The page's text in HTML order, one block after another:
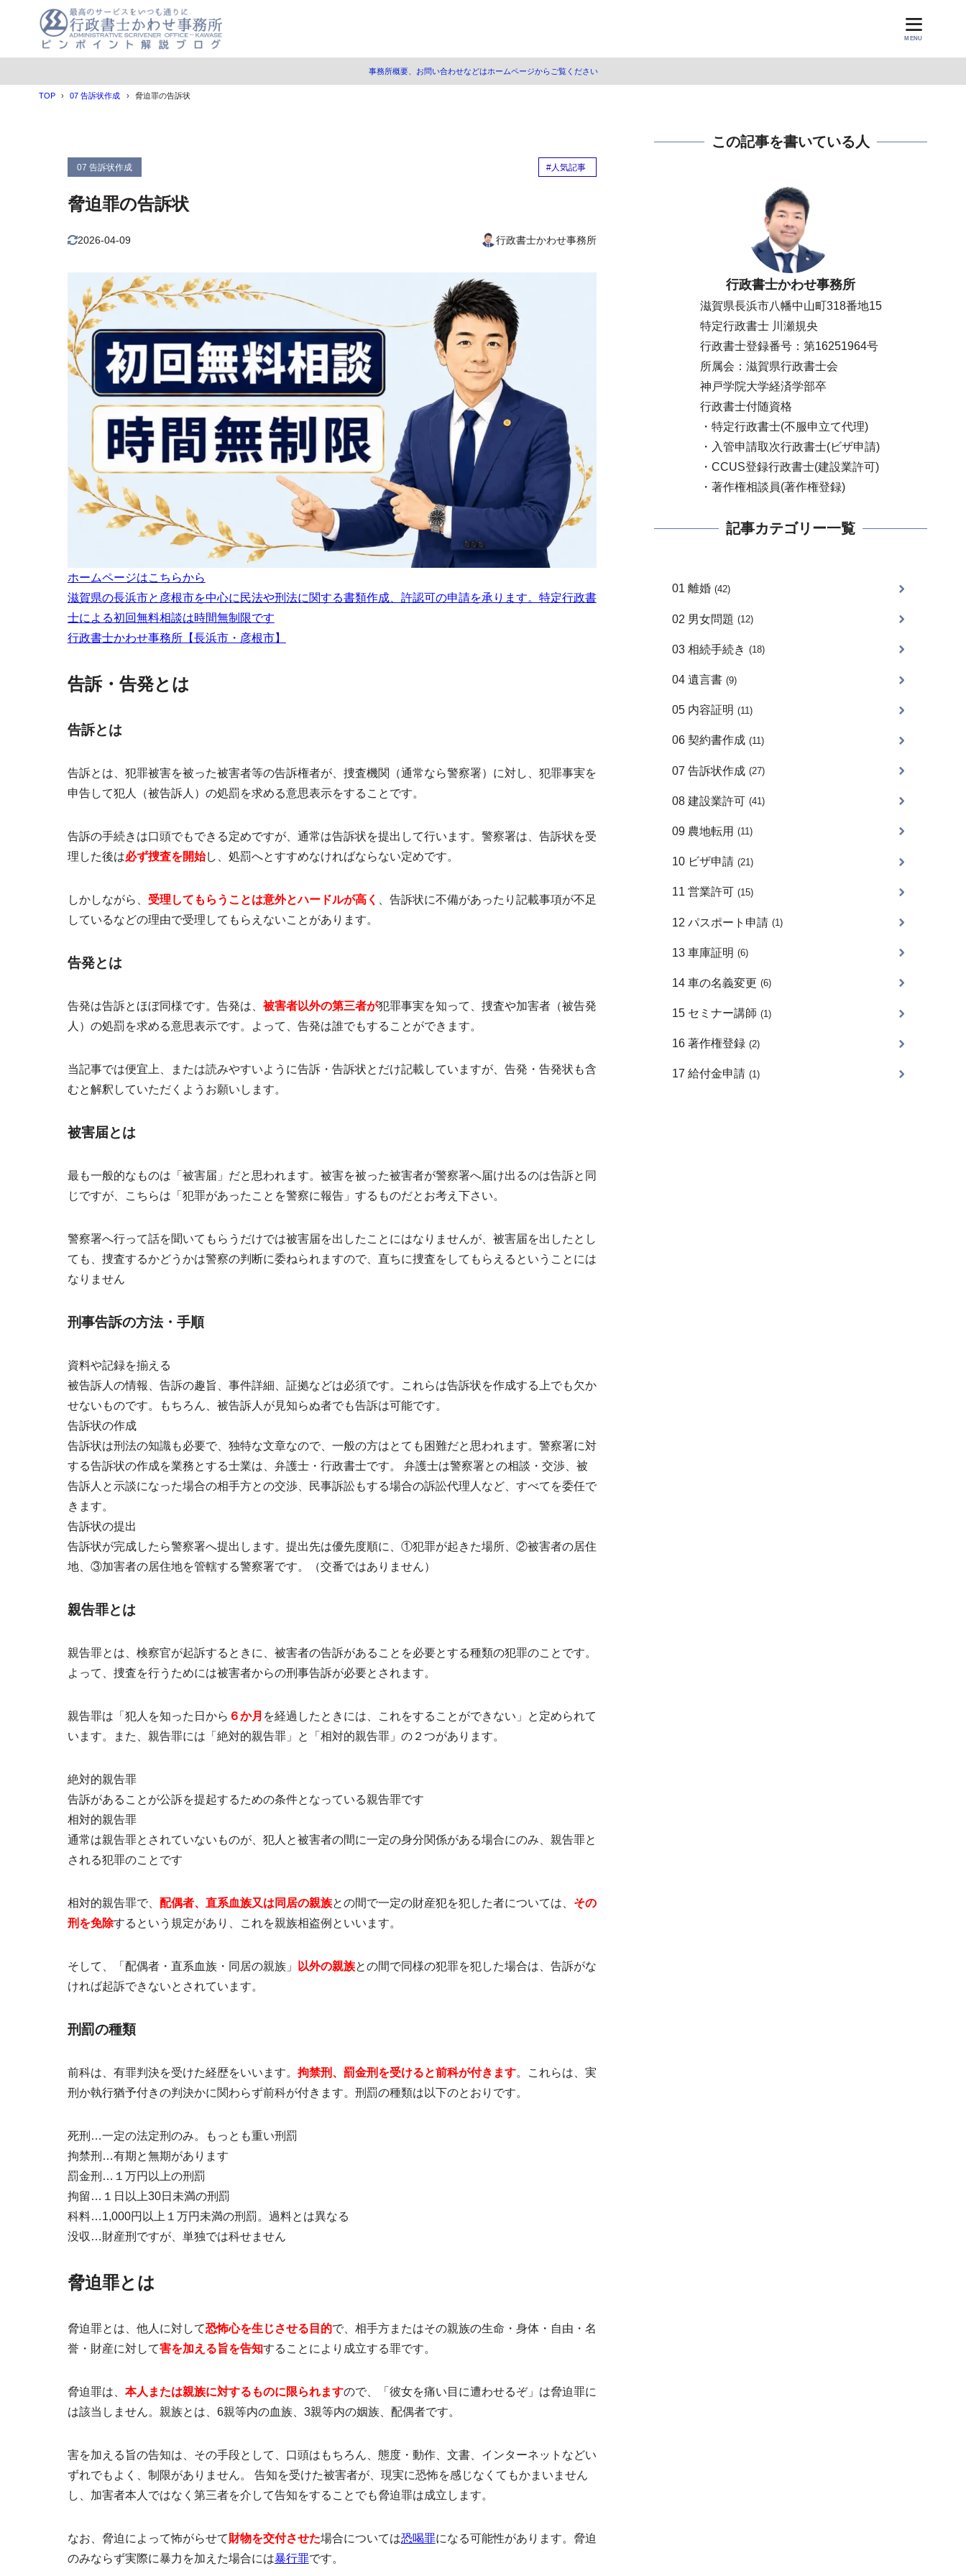
MENU
事務所概要、お問い合わせなどはホームページからご覧ください
TOP 07 告訴状作成 脅迫罪の告訴状
07 告訴状作成 #人気記事
脅迫罪の告訴状
2026-04-09 行政書士かわせ事務所
ホームページはこちらから
滋賀県の長浜市と彦根市を中心に民法や刑法に関する書類作成、許認可の申請を承ります。特定行政書
士による初回無料相談は時間無制限です
行政書士かわせ事務所【長浜市・彦根市】
告訴・告発とは
告訴とは
告訴とは、犯罪被害を被った被害者等の告訴権者が、捜査機関（通常なら警察署）に対し、犯罪事実を
申告して犯人（被告訴人）の処罰を求める意思表示をすること です。
告訴の手続きは口頭でもできる定めですが、通常は告訴状を提出して行います。警察署は、告訴状を受
理した後は必ず捜査を開始し、処罰へとすすめなければならない定めです。
しかしながら、 受理してもらうことは意外とハードルが高く
、告訴状に不備があったり記載事項が不足
しているなどの理由で受理してもらえないことがあります。
告発とは
告発は告訴とほぼ同様です。告発は、 被害者以外の第三者が犯罪事実を知って、捜査や加害者（被告発
人）の処罰を求める意思表示です。よって、告発は誰でもすることができます。
当記事では便宜上、または読みやすいように告訴・告訴状とだけ記載していますが、告発・告発状も含
むと解釈していただくようお願いします。
被害届とは
最も一般的なものは「被害届」だと思われます。被害を被った被害者が警察署へ届け出るのは告訴と同
じですが、こちらは「犯罪があったことを警察に報告」するものだとお考え下さい。
警察署へ行って話を聞いてもらうだけでは被害届を出したことにはなりませんが、被害届を出したとし
ても、捜査するかどうかは警察の判断に委ねられますので、直ちに捜査をしてもらえるということには
なりません
刑事告訴の方法・手順
資料や記録を揃える
被告訴人の情報、告訴の趣旨、 事件詳細 、証拠などは必須です。これらは告訴状を作成する上でも欠か
せないものです。もちろん、被告訴人が見知らぬ者でも告訴は可能です。
告訴状の作成
告訴状は刑法の知識も必要で、独特な文章なので、一般の方はとても困難だと思われます。警察署に対
する告訴状の作成を業務とする士業は、弁護士・行政書士です。 弁護士は警察署との相談・交渉、被
告訴人と示談になった場合の相手方との交渉、民事訴訟もする場合の訴訟代理人など、すべてを委任で
きます。
告訴状の提出
告訴状が完成したら警察署へ提出します。提出先は優先度順に、①犯罪が起きた場所、②被害者の居住
地、③加害者の居住地を管轄する警察署です。（交番ではありません）
親告罪とは
親告罪とは、検察官が起訴するときに、被害者の告訴があることを必要とする種類の犯罪のことです。
よって、捜査を行うためには被害者からの刑事告訴が必要とされます。
親告罪は「犯人を知った日から ６か月 を経過したときには、これをすることができない」と定められて
います。また、親告罪には「絶対的親告罪」と「相対的親告罪」の２つがあります。
絶対的親告罪
告訴があることが公訴を提起するための条件となっている親告罪です
相対的親告罪
通常は親告罪とされていないものが、犯人と被害者の間に一定の身分関係がある場合にのみ、親告罪と
される犯罪のことです
相対的親告罪で、 配偶者、直系血族又は同居の親族との間で一定の財産犯を犯した者については、 その
刑を免除するという規定があり、これを親族相盗例 といいます。
そして、「配偶者・直系血族・同居の親族」 以外の親族との間で同様の犯罪を犯した場合は、 告訴がな
ければ起訴できないとされています。
刑罰の種類
前科は、有罪判決を受けた経歴をいいます。 拘禁刑、罰金刑を受けると前科が付きます。これらは、実
刑か執行猶予付きの判決かに関わらず前科が付きます。刑罰の種類は以下のとおりです。
死刑…一定の法定刑のみ。もっとも重い刑罰
拘禁刑…有期と無期があります
罰金刑…１万円以上の刑罰
拘留…１日以上30日未満の刑罰
科料…1,000円以上１万円未満の刑罰。過料とは異なる
没収…財産刑ですが、単独では科せません
脅迫罪とは
脅迫罪とは、他人に対して恐怖心を生じさせる目的で、相手方またはその親族の生命・身体・自由・名
誉・財産に対して害を加える旨を告知することにより成立する罪です。
脅迫罪は、 本人または親族に対するものに限られますので、「彼女を痛い目に遭わせるぞ」は脅迫罪に
は該当しません。親族とは、6親等内の血族、3親等内の姻族、配偶者です。
害を加える旨の告知は、その手段として、口頭はもちろん、態度・動作、文書、インターネットなどい
ずれでもよく、制限がありません。 告知を受けた被害者が、 現実に恐怖を感じなくてもかまいません
し、加害者本人ではなく第三者を介して告知をすることでも脅迫罪は成立します。
なお、脅迫によって怖がらせて財物を交付させた場合については恐喝罪になる可能性があります。脅迫
のみならず実際に暴力を加えた場合には暴行罪です。
この記事を書いている人
行政書士かわせ事務所
滋賀県長浜市八幡中山町318番地15
特定行政書士 川瀬規央
行政書士登録番号：第16251964号
所属会：滋賀県行政書士会
神戸学院大学経済学部卒
行政書士付随資格
・特定行政書士(不服申立て代理)
・入管申請取次行政書士(ビザ申請)
・CCUS登録行政書士(建設業許可)
・著作権相談員(著作権登録)
記事カテゴリー一覧
01 離婚 (42)
02 男女問題 (12)
03 相続手続き (18)
04 遺言書 (9)
05 内容証明 (11)
06 契約書作成 (11)
07 告訴状作成 (27)
08 建設業許可 (41)
09 農地転用 (11)
10 ビザ申請 (21)
11 営業許可 (15)
12 パスポート申請 (1)
13 車庫証明 (6)
14 車の名義変更 (6)
15 セミナー講師 (1)
16 著作権登録 (2)
17 給付金申請 (1)